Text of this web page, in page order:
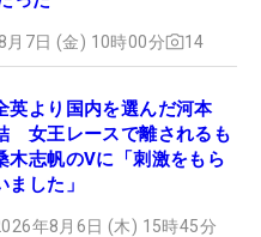
月7日 (金) 10時00分 14
英より国内を選んだ河本
女王レースで離されるも
木志帆のVに「刺激をもら
ました」
年8月6日 (木) 15時45分